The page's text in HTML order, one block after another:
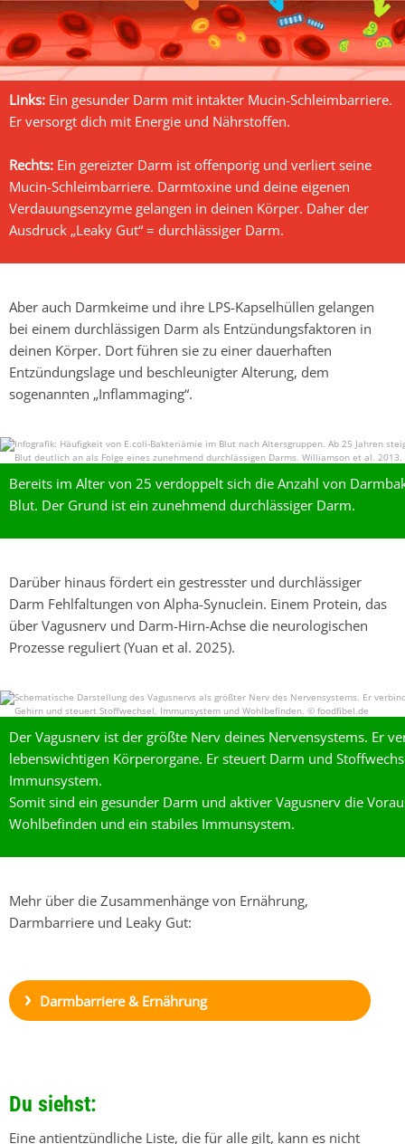
Links: Ein gesunder Darm mit intakter Mucin-Schleimbarriere.
Er versorgt dich mit Energie und Nährstoffen.
Rechts: Ein gereizter Darm ist offenporig und verliert seine
Mucin-Schleimbarriere. Darmtoxine und deine eigenen
Verdauungsenzyme gelangen in deinen Körper. Daher der
Ausdruck „Leaky Gut“ = durchlässiger Darm.
Aber auch Darmkeime und ihre LPS-Kapselhüllen gelangen
bei einem durchlässigen Darm als Entzündungsfaktoren in
deinen Körper. Dort führen sie zu einer dauerhaften
Entzündungslage und beschleunigter Alterung, dem
sogenannten „Inflammaging“.
Bereits im Alter von 25 verdoppelt sich die Anzahl von
Blut. Der Grund ist ein zunehmend durchlässiger Darm.
Darüber hinaus fördert ein gestresster und durchlässiger
Darm Fehlfaltungen von Alpha-Synuclein. Einem Protein, das
über Vagusnerv und Darm-Hirn-Achse die neurologischen
Prozesse reguliert (Yuan et al. 2025).
Der Vagusnerv ist der größte Nerv deines Nervensystems. Er
lebenswichtigen Körperorgane. Er steuert Darm und
Immunsystem.
Somit sind ein gesunder Darm und aktiver Vagusnerv die
Wohlbefinden und ein stabiles Immunsystem.
Mehr über die Zusammenhänge von Ernährung,
Darmbarriere und Leaky Gut:
Darmbarriere & Ernährung
Du siehst:
Eine antientzündliche Liste, die für alle gilt, kann es nicht